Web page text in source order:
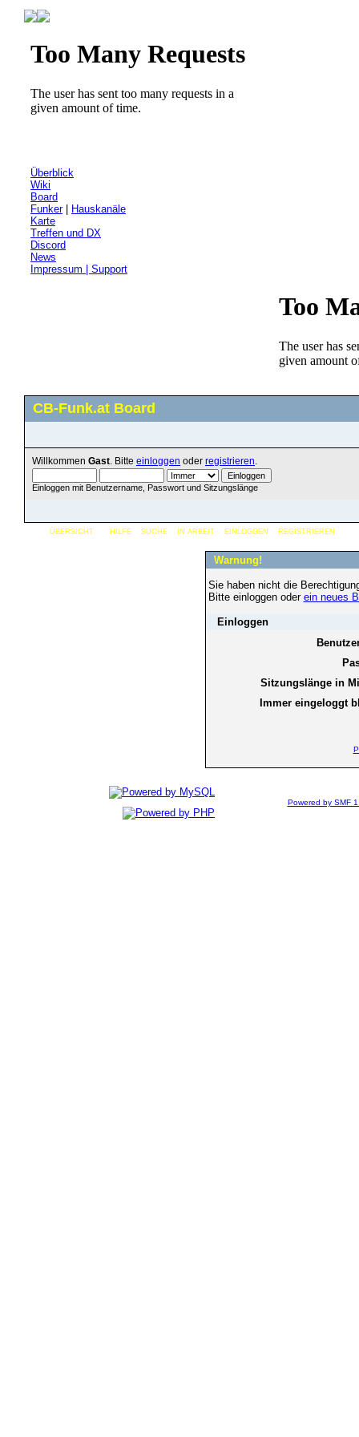
Überblick
Wiki
Board
Funker|
Hauskanäle
Karte
Treffen und DX
Discord
News
Impressum | Support
CB-Funk.at Board
Willkommen Gast . Bitte einloggen oder registrieren
Einloggen mit Benutzername, Passwort und Sitzungslänge
ÜBERSICHT HILFE SUCHE IN ARBEIT EINLOGGEN REGISTRIEREN
Warnung!
Sie haben nicht die
Bitte einloggen oder ein neues
Einloggen
Sitzungslänge in
Immer eingeloggt
Powered by SMF